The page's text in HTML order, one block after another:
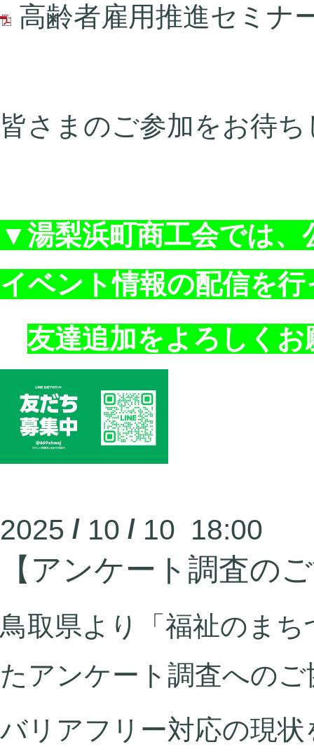
高齢者雇用推進セミナ
皆さまのご参加をお待
▼湯梨浜町商工会では、
イベント情報の配信を
友達追加をよろしく
2025 / 10 / 10 18:00
【アンケート調査の
鳥取県より「福祉のま
たアンケート調査への
バリアフリー対応の現